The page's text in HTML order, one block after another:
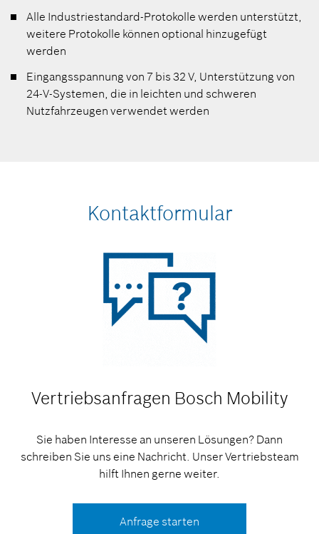
Alle Industriestandard-Protokolle werden unterstützt,
weitere Protokolle können optional hinzugefügt
werden
Eingangsspannung von 7 bis 32 V, Unterstützung von
24-V-Systemen, die in leichten und schweren
Nutzfahrzeugen verwendet werden
Kontaktformular
Vertriebsanfragen Bosch Mobility
Sie haben Interesse an unseren Lösungen? Dann
schreiben Sie uns eine Nachricht. Unser Vertriebsteam
hilft Ihnen gerne weiter.
Anfrage starten